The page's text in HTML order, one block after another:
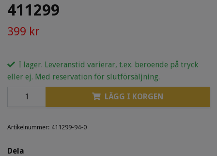
411299
399 kr
I lager. Leveranstid varierar, t.ex. beroende på tryck
eller ej. Med reservation för slutförsäljning.
LÄGG I KORGEN
Artikelnummer: 411299-94-0
Dela